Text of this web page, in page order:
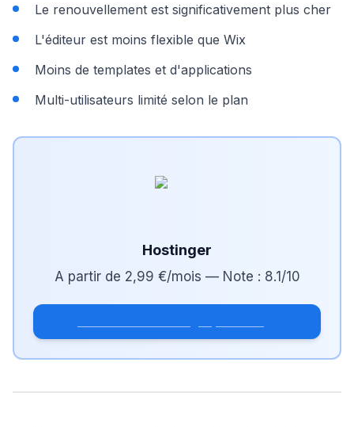
Le renouvellement est significativement plus cher
L'éditeur est moins flexible que Wix
Moins de templates et d'applications
Multi-utilisateurs limité selon le plan
Hostinger
A partir de 2,99 €/mois — Note : 8.1 /10